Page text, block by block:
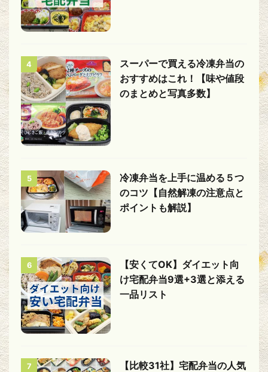
4
スーパーで買える冷凍弁当の
おすすめはこれ！【味や値段
のまとめと写真多数】
5
冷凍弁当を上手に温める５つ
のコツ【自然解凍の注意点と
ポイントも解説】
6
【安くてOK】ダイエット向
け宅配弁当9選+3選と添える
一品リスト
7 【比較31社】宅配弁当の人気